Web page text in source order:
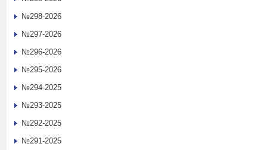
№298-2026
№297-2026
№296-2026
№295-2026
№294-2025
№293-2025
№292-2025
№291-2025